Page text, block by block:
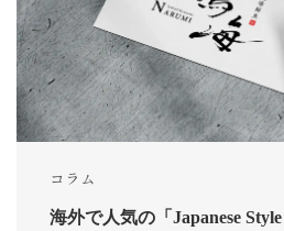
コラム
海外で人気の「Japanese